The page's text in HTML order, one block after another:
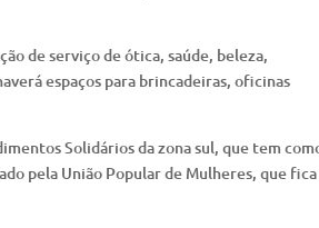
de serviço de ótica, saúde, beleza,
espaços para brincadeiras, oficinas
Solidários da zona sul, que tem
pela União Popular de Mulheres, que fica